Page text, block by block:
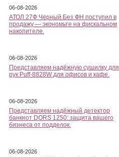
06-08-2026
АТОЛ 27Ф Черный Без ФН поступил в
продажу — экономьте на фискальном
накопителе.
06-08-2026
Представляем надёжную сушилку для
рук Puff-8828W для офисов и кафе.
06-08-2026
Представляем надёжный детектор
банкнот DORS 1250: защита вашего
бизнеса от подделок.
06-08-2026